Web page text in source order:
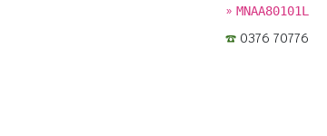
» MNAA80101L
0376 70776